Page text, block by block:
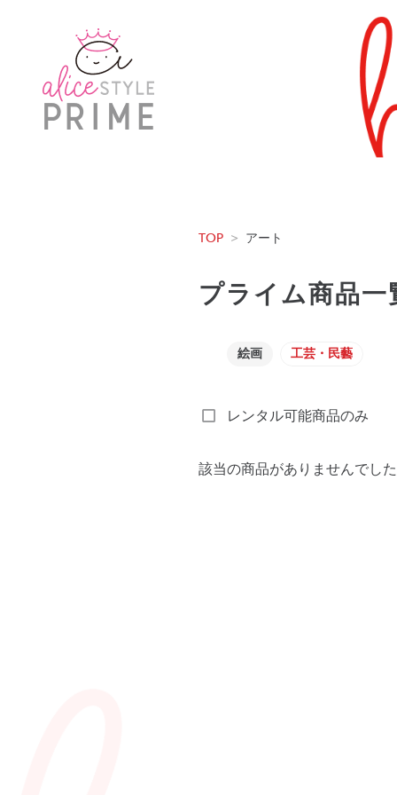
TOP > アート
プライム商品一
絵画 工芸・民藝
レンタル可能商品のみ
該当の商品がありませんでし